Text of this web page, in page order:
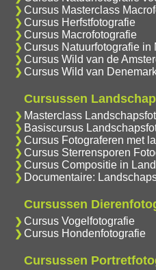
Cursus Masterclass
Cursus Herfstfotografie
Cursus Macrofotografie
Cursus Natuurfotografie in
Cursus Wild van de
Cursus Wild van
Cursussen
Masterclass
Basiscursus
Cursus Fotograferen met
Cursus Sterrensporen
Cursus Compositie in
Documentaire:
Cursussen
Cursus Vogelfotografie
Cursus Hondenfotografie
Cursussen